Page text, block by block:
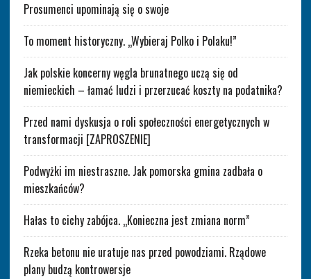
Prosumenci upominają się o swoje
To moment historyczny. „Wybieraj Polko i Polaku!”
Jak polskie koncerny węgla brunatnego uczą się od
niemieckich – łamać ludzi i przerzucać koszty na podatnika?
Przed nami dyskusja o roli społeczności energetycznych w
transformacji [ZAPROSZENIE]
Podwyżki im niestraszne. Jak pomorska gmina zadbała o
mieszkańców?
Hałas to cichy zabójca. „Konieczna jest zmiana norm”
Rzeka betonu nie uratuje nas przed powodziami. Rządowe
plany budzą kontrowersje